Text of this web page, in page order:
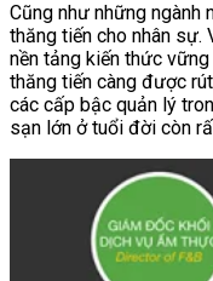
Cũng như những ngành
thăng tiến cho nhân sự.
nền tảng kiến thức
thăng tiến càng được
các cấp bậc quản lý
sạn lớn ở tuổi đời còn